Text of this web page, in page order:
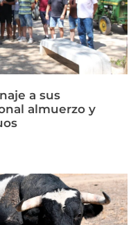
a sus
almuerzo y